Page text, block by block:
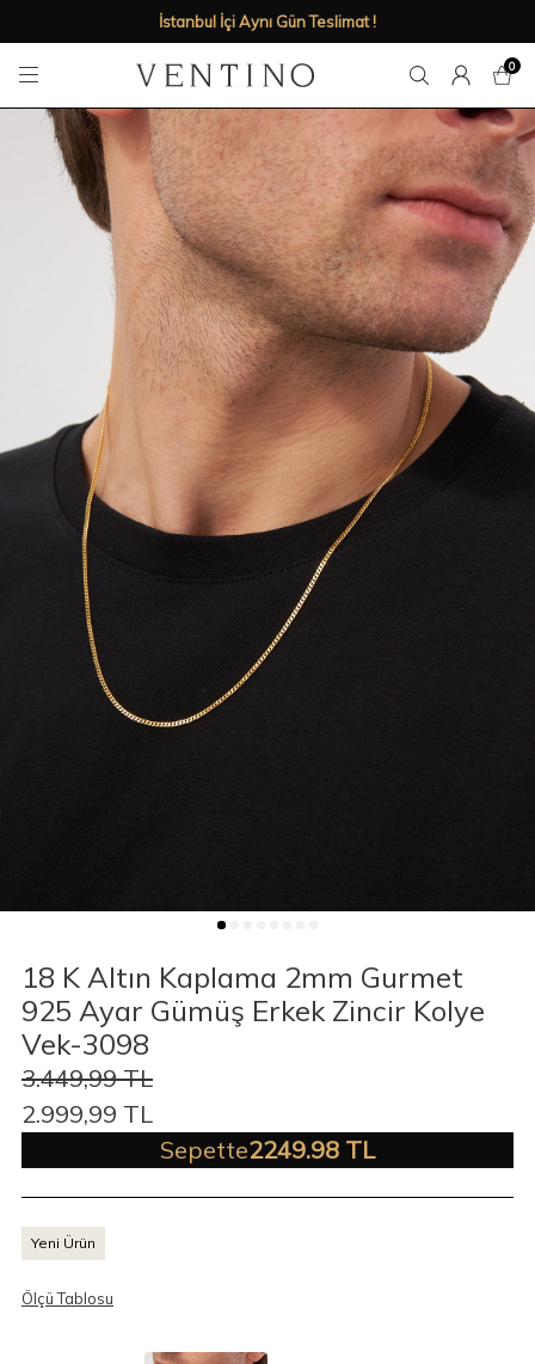
İstanbul İçi Aynı Gün Teslimat !
0
18 K Altın Kaplama 2mm Gurmet
925 Ayar Gümüş Erkek Zincir Kolye
Vek-3098
3.449,99TL
2.999,99 TL
Sepette2249.98 TL
Yeni Ürün
Ölçü Tablosu